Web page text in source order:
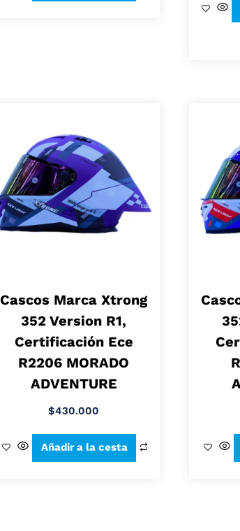
Cascos Marca Xtrong
352 Version R1,
Certificación Ece
R2206 MORADO
ADVENTURE
$430.000
Añadir a la cesta